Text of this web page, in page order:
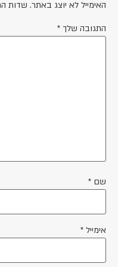
האימייל לא יוצג באתר. שדות
התגובה שלך *
שם *
אימייל *